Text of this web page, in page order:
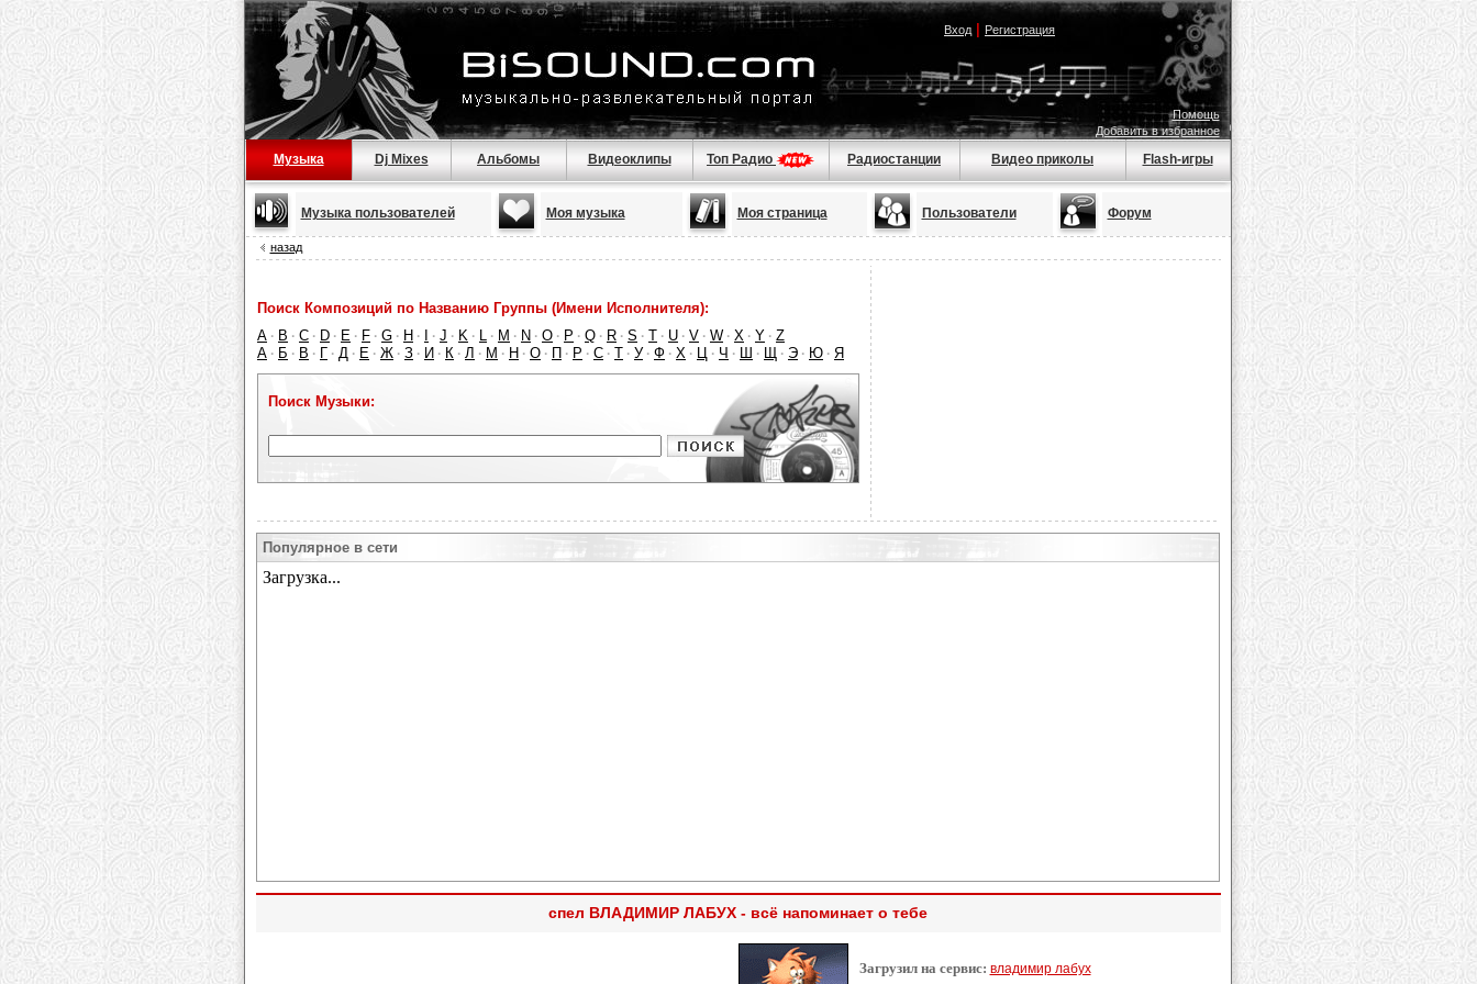
Вход| Регистрация
Помощь
Добавить в избранное
Музыка Dj Mixes Альбомы Видеоклипы Топ Радио Радиостанции Видео приколы Flash-игры
Музыка пользователей Моя музыка Моя страница Пользователи Форум
назад
Поиск Композиций по Названию Группы (Имени Исполнителя):
A · B · C · D · E · F · G · H · · J · K · L · M · N · O · P · Q · R · S · T · U · V · W · X · Y · Z
А · Б · В · Г · Д · Е · Ж · З · И · К · Л · М · Н · О · П · Р · С · Т · У · Ф · Х · Ц · Ч · Ш · Щ · Э · Ю · Я
Поиск Музыки:
Популярное в сети
спел ВЛАДИМИР ЛАБУХ - всё напоминает о тебе
Загрузил на сервис: владимир лабух